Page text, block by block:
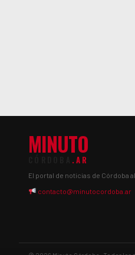
MINUTO
.AR
El portal de noticias de Córdoba
contacto@minutocordoba.ar